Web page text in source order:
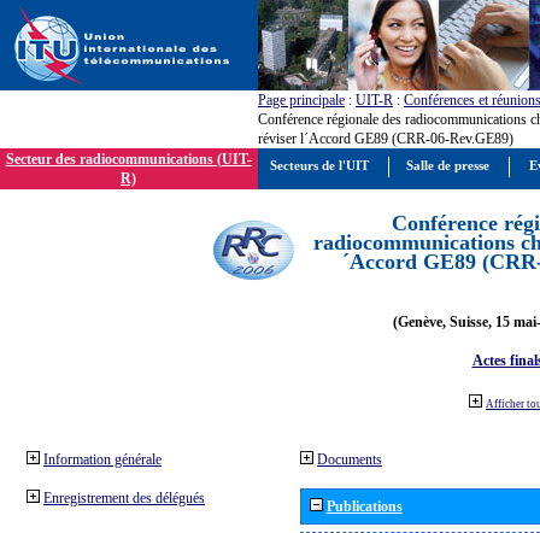
Page principale : UIT-R : Conférences et réunions
Conférence régionale des radiocommunications
réviser l´Accord GE89 (CRR-06-Rev.GE89)
Secteur des radiocommunications (UIT-
R)
Conférence
radiocommunications
´Accord GE89
(Genève, Suisse, 15
Actes
Afficher
Information générale
Enregistrement des délégués
Documents
Publications
Secteurs de l'UIT Salle de presse